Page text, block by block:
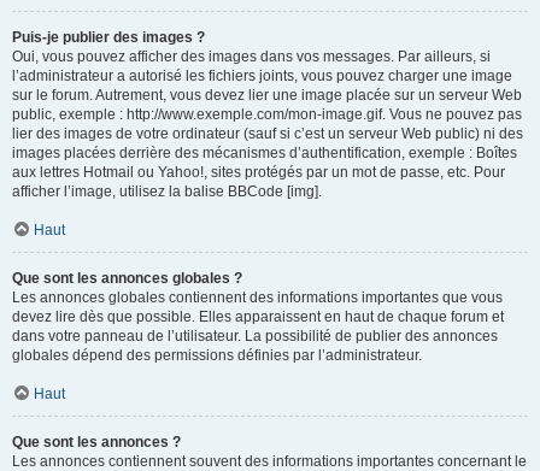
Puis-je publier des images ?
Oui, vous pouvez afficher des images dans vos messages. Par ailleurs, si
l’administrateur a autorisé les fichiers joints, vous pouvez charger une image
sur le forum. Autrement, vous devez lier une image placée sur un serveur Web
public, exemple : http://www.exemple.com/mon-image.gif. Vous ne pouvez pas
lier des images de votre ordinateur (sauf si c’est un serveur Web public) ni des
images placées derrière des mécanismes d’authentification, exemple : Boîtes
aux lettres Hotmail ou Yahoo!, sites protégés par un mot de passe, etc. Pour
afficher l’image, utilisez la balise BBCode [img].
Haut
Que sont les annonces globales ?
Les annonces globales contiennent des informations importantes que vous
devez lire dès que possible. Elles apparaissent en haut de chaque forum et
dans votre panneau de l’utilisateur. La possibilité de publier des annonces
globales dépend des permissions définies par l’administrateur.
Haut
Que sont les annonces ?
Les annonces contiennent souvent des informations importantes concernant le